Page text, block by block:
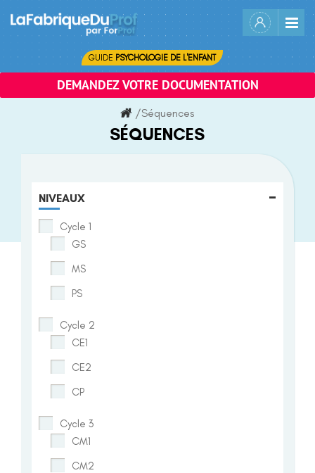
content
GUIDE PSYCHOLOGIE DE L'ENFANT
DEMANDEZ VOTRE DOCUMENTATION
/Séquences
SÉQUENCES
NIVEAUX -
Cycle 1
GS
MS
PS
Cycle 2
CE1
CE2
CP
Cycle 3
CM1
CM2